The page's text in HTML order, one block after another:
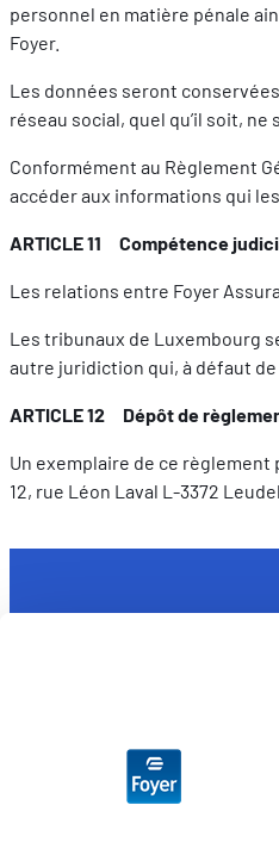
personnel en matière pénale
Foyer.
Les données seront
réseau social, quel qu’il soit,
Conformément au Règlement
accéder aux informations qui
ARTICLE 11 Compétence
Les relations entre Foyer
Les tribunaux de Luxembourg
autre juridiction qui, à défaut
ARTICLE 12 Dépôt de
Un exemplaire de ce
12, rue Léon Laval L-3372
Découvrez
Simple et intuitive elle
démarches pour vos
Vous suivrez vos
serez rassuré par le
– 7j/7.